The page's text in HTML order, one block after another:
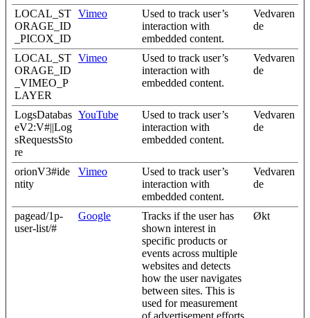
LOCAL_ST
ORAGE_ID
_PICOX_ID
Vimeo
Used to track user’s
interaction with
embedded content.
Vedvaren
de
LOCAL_ST
ORAGE_ID
_VIMEO_P
LAYER
Vimeo
Used to track user’s
interaction with
embedded content.
Vedvaren
de
LogsDatabas
eV2:V#||Log
sRequestsSto
re
YouTube
Used to track user’s
interaction with
embedded content.
Vedvaren
de
orionV3#ide
ntity
Vimeo
Used to track user’s
interaction with
embedded content.
Vedvaren
de
pagead/1p-
user-list/#
Google
Tracks if the user has
shown interest in
specific products or
events across multiple
websites and detects
how the user navigates
between sites. This is
used for measurement
of advertisement efforts
Økt